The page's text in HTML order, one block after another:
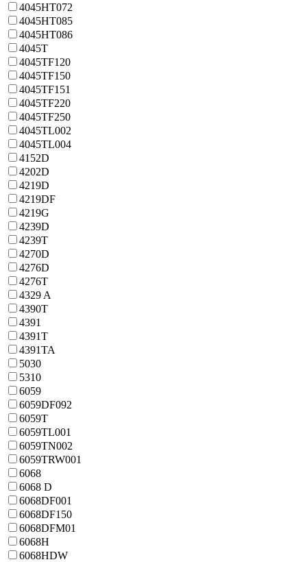
4045HT072
4045HT085
4045HT086
4045T
4045TF120
4045TF150
4045TF151
4045TF220
4045TF250
4045TL002
4045TL004
4152D
4202D
4219D
4219DF
4219G
4239D
4239T
4270D
4276D
4276T
4329 A
4390T
4391
4391T
4391TA
5030
5310
6059
6059DF092
6059T
6059TL001
6059TN002
6059TRW001
6068
6068 D
6068DF001
6068DF150
6068DFM01
6068H
6068HDW